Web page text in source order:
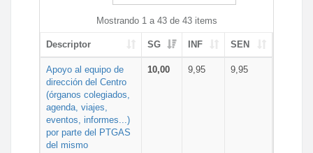
Mostrando 1 a 43 de 43 items
Descriptor SG INF SEN
Apoyo al equipo de
dirección del Centro
(órganos colegiados,
agenda, viajes,
eventos, informes...)
por parte del PTGAS
del mismo
10,00 9,95 9,95